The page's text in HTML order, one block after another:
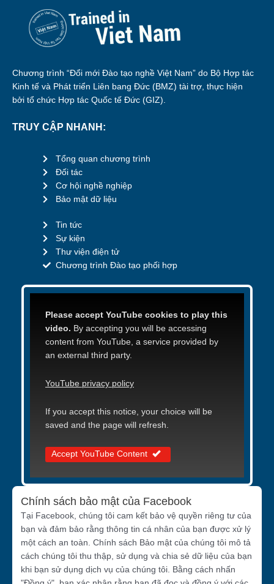
Chương trình “Đổi mới Đào tạo nghề Việt Nam” do Bộ Hợp tác
Kinh tế và Phát triển Liên bang Đức (BMZ) tài trợ, thực hiện
bởi tổ chức Hợp tác Quốc tế Đức (GIZ).
TRUY CẬP NHANH:
Tổng quan chương trình
Đối tác
Cơ hội nghề nghiệp
Bảo mật dữ liệu
Tin tức
Sự kiện
Thư viện điện tử
Chương trình Đào tạo phối hợp
Please accept YouTube cookies to play this
video. By accepting you will be accessing
content from YouTube, a service provided by
an external third party.
YouTube privacy policy
If you accept this notice, your choice will be
saved and the page will refresh.
Accept YouTube Content
Chính sách bảo mật của Facebook
Tại Facebook, chúng tôi cam kết bảo vệ quyền riêng tư của
bạn và đảm bảo rằng thông tin cá nhân của bạn được xử lý
một cách an toàn. Chính sách Bảo mật của chúng tôi mô tả
cách chúng tôi thu thập, sử dụng và chia sẻ dữ liệu của bạn
khi bạn sử dụng dịch vụ của chúng tôi. Bằng cách nhấn